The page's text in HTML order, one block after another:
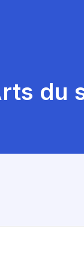
du